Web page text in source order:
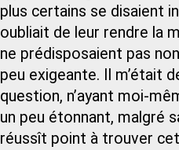
plus certains se disaient
oubliait de leur rendre la
ne prédisposaient pas
peu exigeante. Il m’était
question, n’ayant moi-
un peu étonnant, malgré
réussît point à trouver